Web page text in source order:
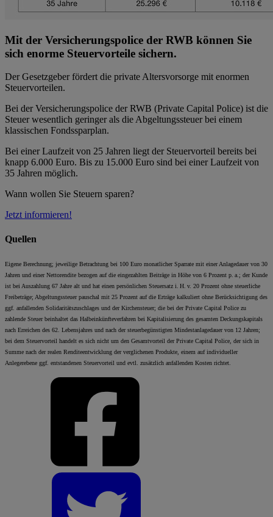
Mit der Versicherungspolice der RWB können Sie
sich enorme Steuervorteile sichern.
Der Gesetzgeber fördert die private Altersvorsorge mit enormen
Steuervorteilen.
Bei der Versicherungspolice der RWB (Private Capital Police) ist die
Steuer wesentlich geringer als die Abgeltungssteuer bei einem
klassischen Fondssparplan.
Bei einer Laufzeit von 25 Jahren liegt der Steuervorteil bereits bei
knapp 6.000 Euro. Bis zu 15.000 Euro sind bei einer Laufzeit von
35 Jahren möglich.
Wann wollen Sie Steuern sparen?
Jetzt informieren!
Quellen
Eigene Berechnung; jeweilige Betrachtung bei 100 Euro monatlicher Sparrate mit einer Anlagedauer von 30
Jahren und einer Nettorendite bezogen auf die eingezahlten Beiträge in Höhe von 6 Prozent p. a.; der Kunde
ist bei Auszahlung 67 Jahre alt und hat einen persönlichen Steuersatz i. H. v. 20 Prozent ohne steuerliche
Freibeträge; Abgeltungssteuer pauschal mit 25 Prozent auf die Erträge kalkuliert ohne Berücksichtigung des
ggf. anfallenden Solidaritätszuschlages und der Kirchensteuer; die bei der Private Capital Police zu
zahlende Steuer beinhaltet das Halbeinkünfteverfahren bei Kapitalisierung des gesamten Deckungskapitals
nach Erreichen des 62. Lebensjahres und nach der steuerbegünstigten Mindestanlagedauer von 12 Jahren;
bei dem Steuervorteil handelt es sich nicht um den Gesamtvorteil der Private Capital Police, der sich in
Summe nach der realen Renditeentwicklung der verglichenen Produkte, einem auf individueller
Anlegerebene ggf. entstandenen Steuervorteil und evtl. zusätzlich anfallenden Kosten richtet.